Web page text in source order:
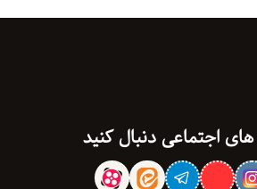
اجتماعی دنبال کنید